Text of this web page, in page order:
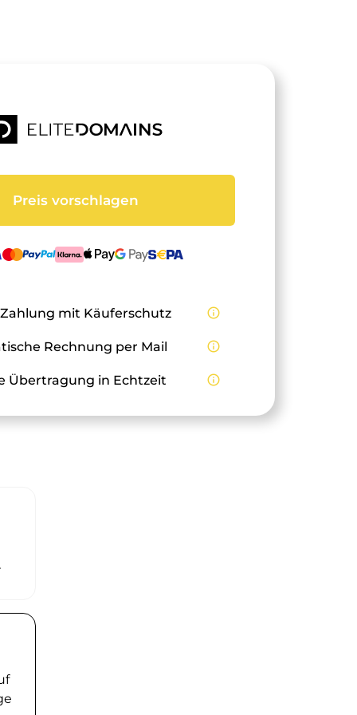
Preis vorschlagen
mit Käuferschutz info_outline
Rechnung per Mail info_outline
Übertragung in Echtzeit info_outline